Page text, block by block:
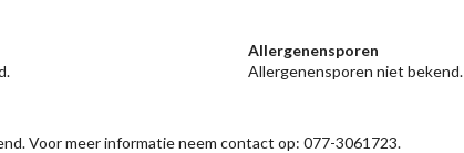
Allergenensporen
Allergenensporen niet bekend.
Voor meer informatie neem contact op: 077-3061723.